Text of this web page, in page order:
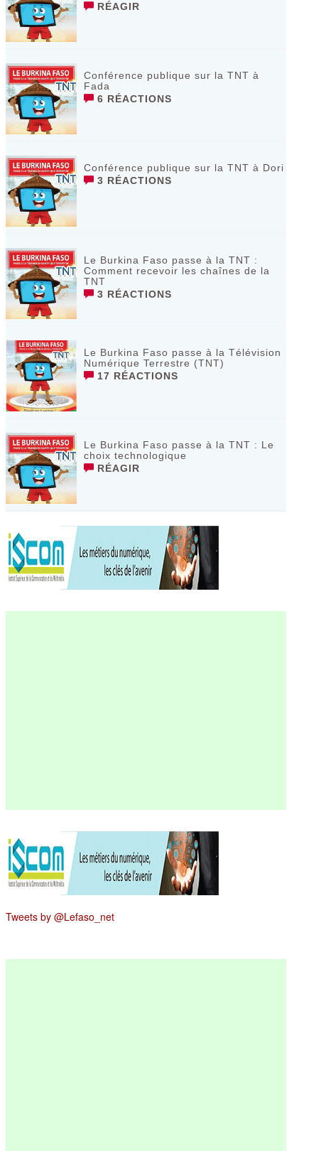
RÉAGIR
Conférence publique sur la TNT à
Fada
6 RÉACTIONS
Conférence publique sur la TNT à Dori
3 RÉACTIONS
Le Burkina Faso passe à la TNT :
Comment recevoir les chaînes de la
TNT
3 RÉACTIONS
Le Burkina Faso passe à la Télévision
Numérique Terrestre (TNT)
17 RÉACTIONS
Le Burkina Faso passe à la TNT : Le
choix technologique
RÉAGIR
Tweets by @Lefaso_net